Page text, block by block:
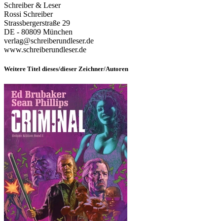
Schreiber & Leser
Rossi Schreiber
Strassbergerstraße 29
DE - 80809 München
verlag@schreiberundleser.de
www.schreiberundleser.de
Weitere Titel dieses/dieser Zeichner/Autoren